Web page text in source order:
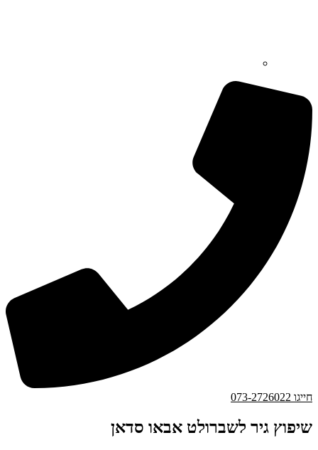
חייגו 073-2726022
שיפוץ גיר לשברולט אבאו סדאן